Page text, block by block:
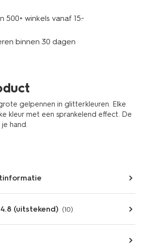
500+ winkels vanaf 15.-
binnen 30 dagen
gelpennen in glitterkleuren. Elke
kleur met een sprankelend effect. De
hand.
(uitstekend) (10)